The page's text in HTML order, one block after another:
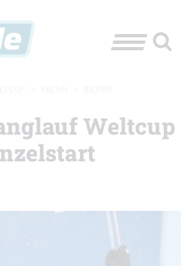
Weltcup